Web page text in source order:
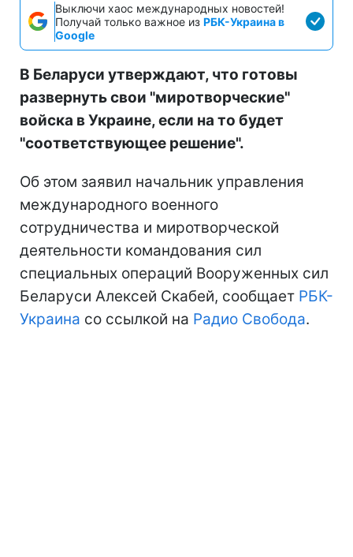
Выключи хаос международных новостей!
Получай только важное из РБК-Украина в
Google
В Беларуси утверждают, что готовы
развернуть свои "миротворческие"
войска в Украине, если на то будет
"соответствующее решение".
Об этом заявил начальник управления
международного военного
сотрудничества и миротворческой
деятельности командования сил
специальных операций Вооруженных сил
Беларуси Алексей Скабей, сообщает РБК-
Украина со ссылкой на Радио Свобода.